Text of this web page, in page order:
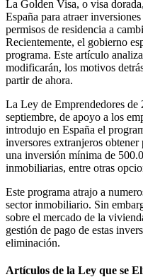
La Golden Visa, o visa
España para atraer
permisos de residencia a
Recientemente, el gobierno
programa. Este artículo
modificarán, los motivos
partir de ahora.
La Ley de Emprendedores
septiembre, de apoyo a los
introdujo en España el
inversores extranjeros
una inversión mínima de
inmobiliarias, entre otras
Este programa atrajo a
sector inmobiliario. Sin
sobre el mercado de la
gestión de pago de estas
eliminación.
Artículos de la Ley que se